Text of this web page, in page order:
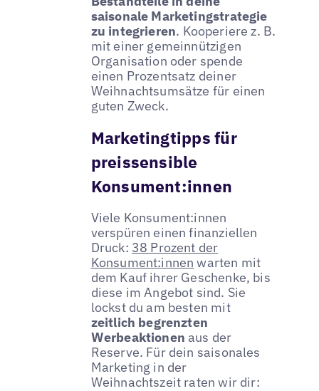
saisonale Marketingstrategie
zu integrieren. Kooperiere z. B.
mit einer gemeinnützigen
Organisation oder spende
einen Prozentsatz deiner
Weihnachtsumsätze für einen
guten Zweck.
Marketingtipps für
preissensible
Konsument:innen
Viele Konsument:innen
verspüren einen finanziellen
Druck: 38 Prozent der
Konsument:innen warten mit
dem Kauf ihrer Geschenke, bis
diese im Angebot sind. Sie
lockst du am besten mit
zeitlich begrenzten
Werbeaktionen aus der
Reserve. Für dein saisonales
Marketing in der
Weihnachtszeit raten wir dir: